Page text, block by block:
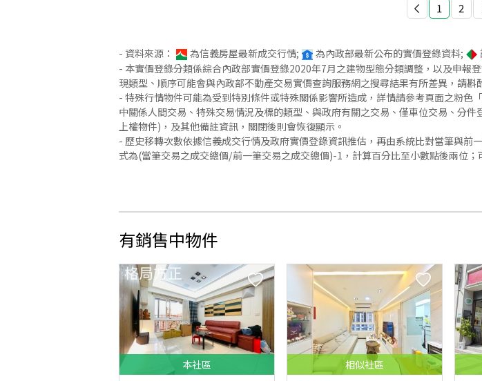
1 2
- 資料來源： 為信義房屋最新成交行情; 為內政部最新公布的實價登錄資料;
- 本實價登錄分類係綜合內政部實價登錄2020年7月之建物型態分類調整，以及申報
現類型、順序可能會與內政部不動產交易實價查詢服務網之搜尋結果有所差異，請斟
- 特殊行情物件可能為受到特別條件或特殊關係影響所造成，詳情請參考頁面之粉
中關係人間交易、特殊交易情況及標的類型、與政府有關之交易、僅車位交易、分
上權物件)，及其他備註資訊，關閉後則會恢復顯示。
- 歷史移轉次數依據信義成交行情及政府實價登錄資訊推估，再由系統比對當筆與
式為(當筆交易之成交總價/前一筆交易之成交總價)-1，計算百分比至小數點後兩位；
有銷售中物件
本社區 相似社區